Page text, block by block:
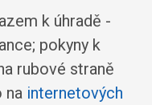
k úhradě -
pokyny k
rubové straně
na internetových